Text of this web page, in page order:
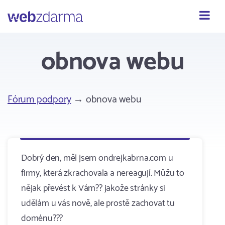
Webzdarma
obnova webu
Fórum podpory→ obnova webu
Dobrý den, měl jsem ondrejkabrna.com u
firmy, která zkrachovala a nereagují. Můžu to
nějak převést k Vám?? jakože stránky si
udělám u vás nově, ale prostě zachovat tu
doménu???